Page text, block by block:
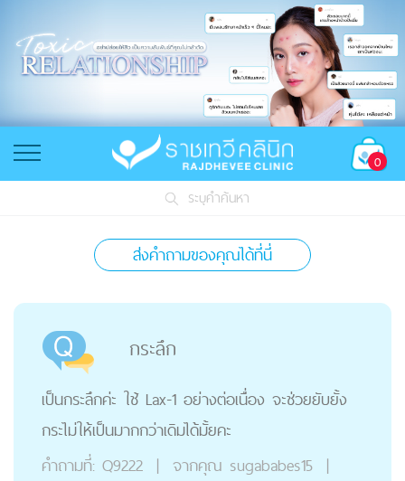
0
ระบุคำค้นหา
ส่งคำถามของคุณได้ที่นี่
กระลึก
เป็นกระลึกค่ะ ใช้ Lax-1 อย่างต่อเนื่อง จะช่วยยับยั้ง
กระไม่ให้เป็นมากกว่าเดิมได้มั้ยคะ
คำถามที่: Q9222 | จากคุณ sugababes15 |